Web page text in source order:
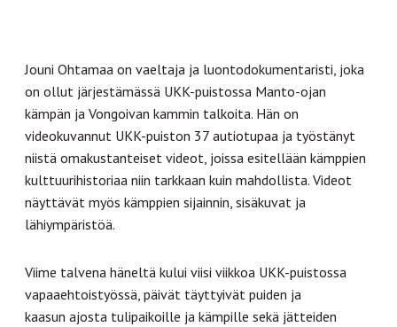
Jouni Ohtamaa on vaeltaja ja luontodokumentaristi, joka
on ollut järjestämässä UKK-puistossa Manto-ojan
kämpän ja Vongoivan kammin talkoita. Hän on
videokuvannut UKK-puiston 37 autiotupaa ja työstänyt
niistä omakustanteiset videot, joissa esitellään kämppien
kulttuurihistoriaa niin tarkkaan kuin mahdollista. Videot
näyttävät myös kämppien sijainnin, sisäkuvat ja
lähiympäristöä.
Viime talvena häneltä kului viisi viikkoa UKK-puistossa
vapaaehtoistyössä, päivät täyttyivät puiden ja
kaasun ajosta tulipaikoille ja kämpille sekä jätteiden